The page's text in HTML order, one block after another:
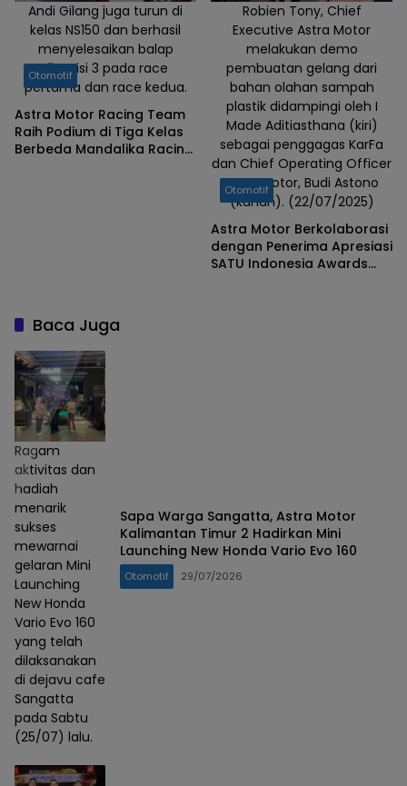
Andi Gilang juga turun di
kelas NS150 dan berhasil
menyelesaikan balap
diposisi 3 pada race
pertama dan race kedua.
Otomotif
Astra Motor Racing Team
Raih Podium di Tiga Kelas
Berbeda Mandalika Racing
Robien Tony, Chief
Executive Astra Motor
melakukan demo
pembuatan gelang dari
bahan olahan sampah
plastik didampingi oleh I
Made Aditiasthana (kiri)
sebagai penggagas KarFa
dan Chief Operating Officer
Astra Motor, Budi Astono
(kanan). (22/07/2025)
Otomotif
Astra Motor Berkolaborasi
dengan Penerima Apresiasi
SATU Indonesia Awards
Baca Juga
Ragam
aktivitas dan
hadiah
menarik
sukses
mewarnai
gelaran Mini
Launching
New Honda
Vario Evo 160
yang telah
dilaksanakan
di dejavu cafe
Sangatta
pada Sabtu
(25/07) lalu.
Sapa Warga Sangatta, Astra Motor
Kalimantan Timur 2 Hadirkan Mini
Launching New Honda Vario Evo 160
Otomotif 29/07/2026